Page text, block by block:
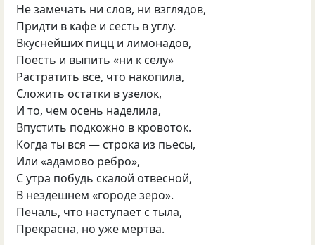
Не замечать ни слов, ни взглядов,
Придти в кафе и сесть в углу.
Вкуснейших пицц и лимонадов,
Поесть и выпить «ни к селу»
Растратить все, что накопила,
Сложить остатки в узелок,
И то, чем осень наделила,
Впустить подкожно в кровоток.
Когда ты вся — строка из пьесы,
Или «адамово ребро»,
С утра побудь скалой отвесной,
В нездешнем «городе зеро».
Печаль, что наступает с тыла,
Прекрасна, но уже мертва.